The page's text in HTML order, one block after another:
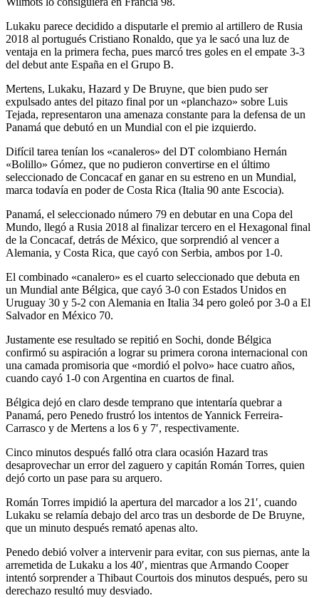
Lukaku parece decidido a disputarle el premio al artillero de Rusia
2018 al portugués Cristiano Ronaldo, que ya le sacó una luz de
ventaja en la primera fecha, pues marcó tres goles en el empate 3-3
del debut ante España en el Grupo B.
Mertens, Lukaku, Hazard y De Bruyne, que bien pudo ser
expulsado antes del pitazo final por un «planchazo» sobre Luis
Tejada, representaron una amenaza constante para la defensa de un
Panamá que debutó en un Mundial con el pie izquierdo.
Difícil tarea tenían los «canaleros» del DT colombiano Hernán
«Bolillo» Gómez, que no pudieron convertirse en el último
seleccionado de Concacaf en ganar en su estreno en un Mundial,
marca todavía en poder de Costa Rica (Italia 90 ante Escocia).
Panamá, el seleccionado número 79 en debutar en una Copa del
Mundo, llegó a Rusia 2018 al finalizar tercero en el Hexagonal final
de la Concacaf, detrás de México, que sorprendió al vencer a
Alemania, y Costa Rica, que cayó con Serbia, ambos por 1-0.
El combinado «canalero» es el cuarto seleccionado que debuta en
un Mundial ante Bélgica, que cayó 3-0 con Estados Unidos en
Uruguay 30 y 5-2 con Alemania en Italia 34 pero goleó por 3-0 a El
Salvador en México 70.
Justamente ese resultado se repitió en Sochi, donde Bélgica
confirmó su aspiración a lograr su primera corona internacional con
una camada promisoria que «mordió el polvo» hace cuatro años,
cuando cayó 1-0 con Argentina en cuartos de final.
Bélgica dejó en claro desde temprano que intentaría quebrar a
Panamá, pero Penedo frustró los intentos de Yannick Ferreira-
Carrasco y de Mertens a los 6 y 7′, respectivamente.
Cinco minutos después falló otra clara ocasión Hazard tras
desaprovechar un error del zaguero y capitán Román Torres, quien
dejó corto un pase para su arquero.
Román Torres impidió la apertura del marcador a los 21′, cuando
Lukaku se relamía debajo del arco tras un desborde de De Bruyne,
que un minuto después remató apenas alto.
Penedo debió volver a intervenir para evitar, con sus piernas, ante la
arremetida de Lukaku a los 40′, mientras que Armando Cooper
intentó sorprender a Thibaut Courtois dos minutos después, pero su
derechazo resultó muy desviado.